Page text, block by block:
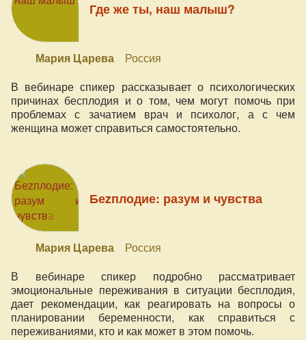
найти своих клиентов и о том, стоит ли идти в роды ко
всем женщинам"
Где же ты, наш малыш?
Мария Царева
Россия
В вебинаре спикер рассказывает о психологических
причинах бесплодия и о том, чем могут помочь при
проблемах с зачатием врач и психолог, а с чем
женщина может справиться самостоятельно.
Беzплодие: разум и чувства
Мария Царева
Россия
В вебинаре спикер подробно рассматривает
эмоциональные переживания в ситуации бесплодия,
дает рекомендации, как реагировать на вопросы о
планировании беременности, как справиться с
переживаниями, кто и как может в этом помочь.